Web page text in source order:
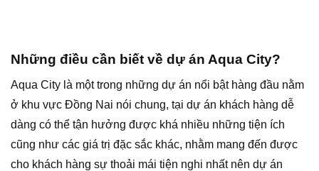
Những điều cần biết về dự án Aqua City?
Aqua City là một trong những dự án nổi bật hàng đầu nằm
ở khu vực Đồng Nai nói chung, tại dự án khách hàng dễ
dàng có thể tận hưởng được khá nhiều những tiện ích
cũng như các giá trị đặc sắc khác, nhằm mang đến được
cho khách hàng sự thoải mái tiện nghi nhất nên dự án